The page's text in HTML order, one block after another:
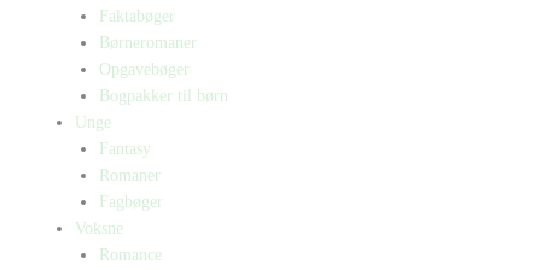
Faktabøger
Børneromaner
Opgavebøger
Bogpakker til børn
Unge
Fantasy
Romaner
Fagbøger
Voksne
Romance